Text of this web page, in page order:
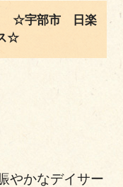
☆宇部市 日楽
☆
やかなデイサー